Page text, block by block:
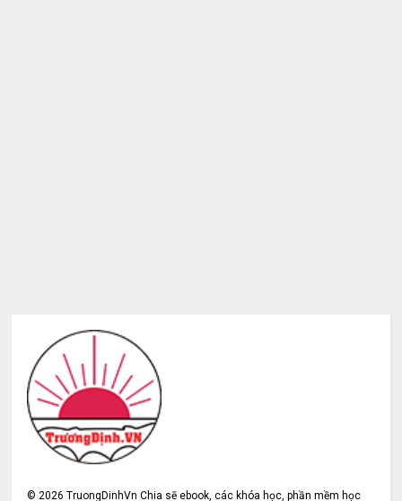
©2026 TruongDinhVn Chia sẽ ebook, các khóa học, phần mềm học